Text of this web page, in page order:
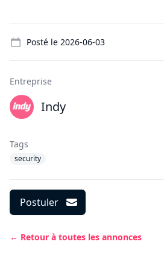
Posté le 2026-06-03
Entreprise
Indy
Tags
security
Postuler
← Retour à toutes les annonces